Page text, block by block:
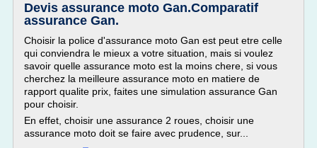
Devis assurance moto Gan.Comparatif
assurance Gan.
Choisir la police d'assurance moto Gan est peut etre celle
qui conviendra le mieux a votre situation, mais si voulez
savoir quelle assurance moto est la moins chere, si vous
cherchez la meilleure assurance moto en matiere de
rapport qualite prix, faites une simulation assurance Gan
pour choisir.
En effet, choisir une assurance 2 roues, choisir une
assurance moto doit se faire avec prudence, sur...